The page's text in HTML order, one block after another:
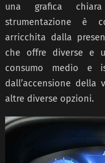
una grafica
strumentazione è
arricchita dalla
che offre diverse e
consumo medio e
dall’accensione
altre diverse opzioni.